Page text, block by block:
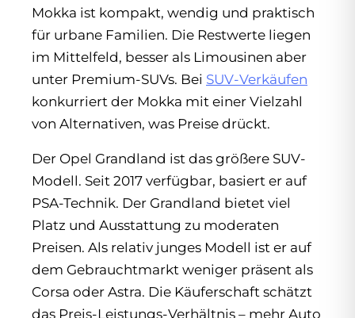
Mokka ist kompakt, wendig und praktisch
für urbane Familien. Die Restwerte liegen
im Mittelfeld, besser als Limousinen aber
unter Premium-SUVs. Bei SUV-Verkäufen
konkurriert der Mokka mit einer Vielzahl
von Alternativen, was Preise drückt.
Der Opel Grandland ist das größere SUV-
Modell. Seit 2017 verfügbar, basiert er auf
PSA-Technik. Der Grandland bietet viel
Platz und Ausstattung zu moderaten
Preisen. Als relativ junges Modell ist er auf
dem Gebrauchtmarkt weniger präsent als
Corsa oder Astra. Die Käuferschaft schätzt
das Preis-Leistungs-Verhältnis – mehr Auto